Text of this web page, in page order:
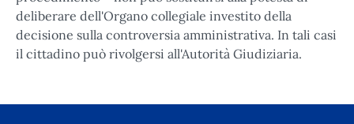
deliberare dell'Organo collegiale investito della
decisione sulla controversia amministrativa. In tali casi
il cittadino può rivolgersi all'Autorità Giudiziaria.